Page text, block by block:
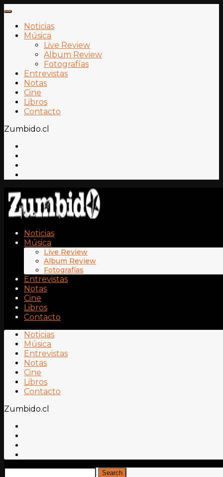
Noticias
Música
Live Review
Album Review
Fotografías
Entrevistas
Notas
Cine
Libros
Contacto
Zumbido.cl
Noticias
Música
Live Review
Album Review
Fotografías
Entrevistas
Notas
Cine
Libros
Contacto
Noticias
Música
Entrevistas
Notas
Cine
Libros
Contacto
Zumbido.cl
Search